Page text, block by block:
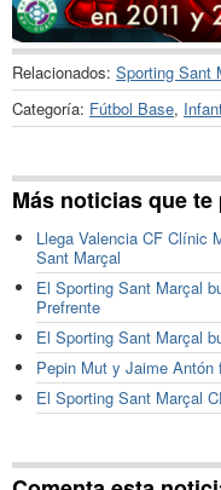
Relacionados: Sporting Sant
Categoría: Fútbol Base,
Más noticias que
Llega Valencia CF Clínic
Sant Marçal
El Sporting Sant Marçal
Prefrente
El Sporting Sant Marçal
Pepin Mut y Jaime Antón
El Sporting Sant Marçal